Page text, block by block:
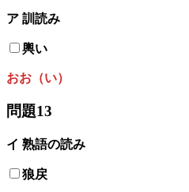
ア 訓読み
輿い
おお（い）
問題13
イ 熟語の読み
狼戻